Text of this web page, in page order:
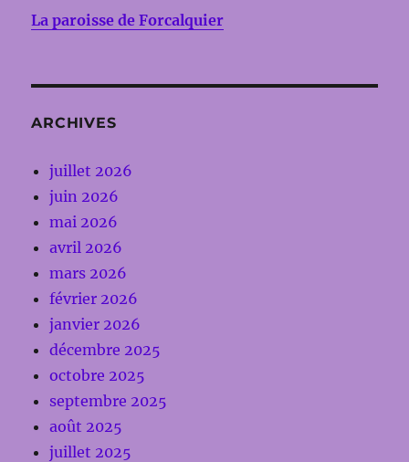
La paroisse de Forcalquier
ARCHIVES
juillet 2026
juin 2026
mai 2026
avril 2026
mars 2026
février 2026
janvier 2026
décembre 2025
octobre 2025
septembre 2025
août 2025
juillet 2025